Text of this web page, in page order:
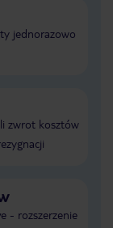
jednorazowo
zwrot kosztów
- rozszerzenie